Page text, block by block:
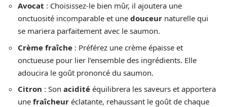
Avocat : Choisissez-le bien mûr, il ajoutera une
onctuosité incomparable et une douceur naturelle qui
se mariera parfaitement avec le saumon.
Crème fraîche : Préférez une crème épaisse et
onctueuse pour lier l’ensemble des ingrédients. Elle
adoucira le goût prononcé du saumon.
Citron : Son acidité équilibrera les saveurs et apportera
une fraîcheur éclatante, rehaussant le goût de chaque